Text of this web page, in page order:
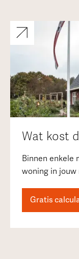
Wat kost
Binnen enkele
woning in jouw
Gratis